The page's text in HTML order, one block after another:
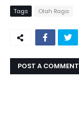
Tags Olah Raga
POST A COMMENT